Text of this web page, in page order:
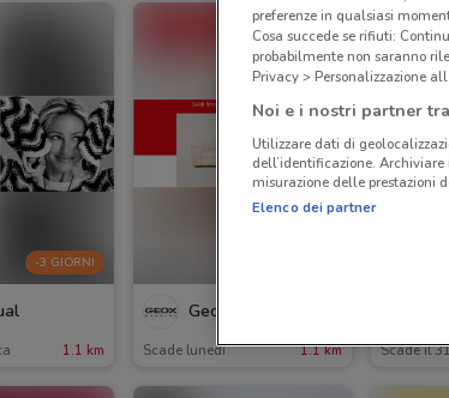
-3 GIORNI
1.1 km
Geox
Scade lunedì 1.1 km Scade il
preferenze in qualsiasi
Cosa succede se rifiuti:
probabilmente non saranno
Privacy > Personalizzazione
Noi e i nostri partner
Utilizzare dati di
dell’identificazione.
misurazione delle prestazioni
Elenco dei partner